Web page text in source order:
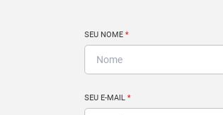
SEU NOME *
SEU E-MAIL *